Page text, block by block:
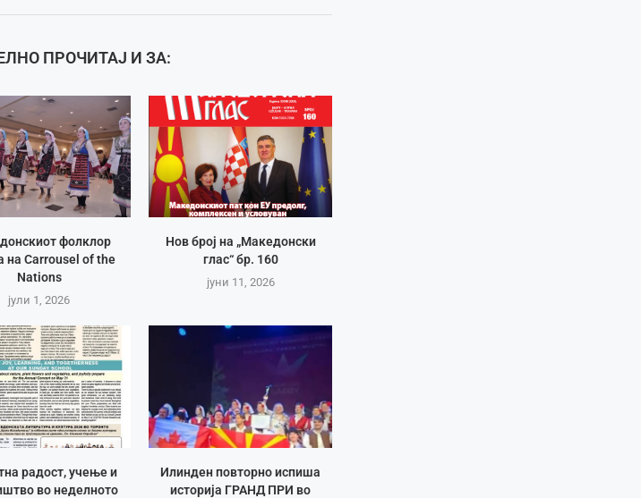
ПРОЧИТАЈ И ЗА:
фолклор
на Carrousel of the
Nations
јули 1, 2026
Нов број на „Македонски
глас“ бр. 160
јуни 11, 2026
радост, учење и
во неделното
Илинден повторно испиша
историја ГРАНД ПРИ во